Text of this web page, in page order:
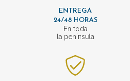
ENTREGA
24/48 HORAS
En toda
la península